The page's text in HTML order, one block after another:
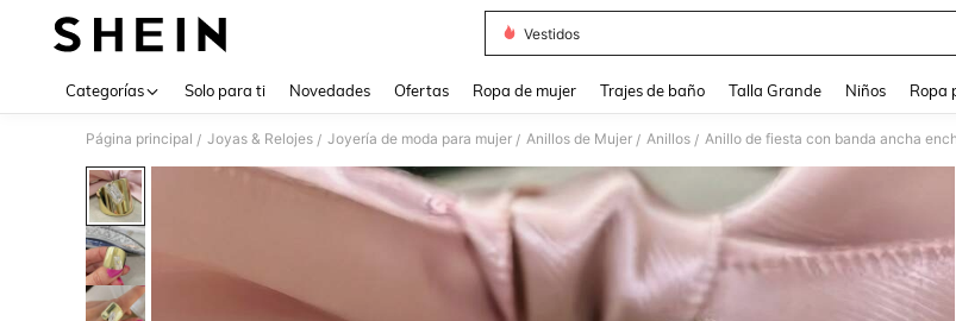
Vestidos
Categorías Solo para ti Novedades Ofertas Ropa de mujer Trajes de baño Talla Grande Niños Ropa
Página principal / Joyas & Relojes / Joyería de moda para mujer / Anillos de Mujer / Anillos /